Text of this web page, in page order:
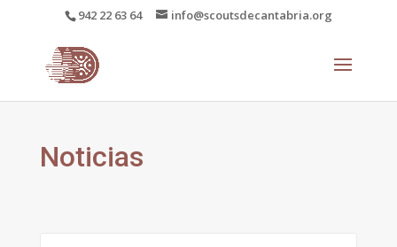
942 22 63 64 info@scoutsdecantabria.org
Noticias